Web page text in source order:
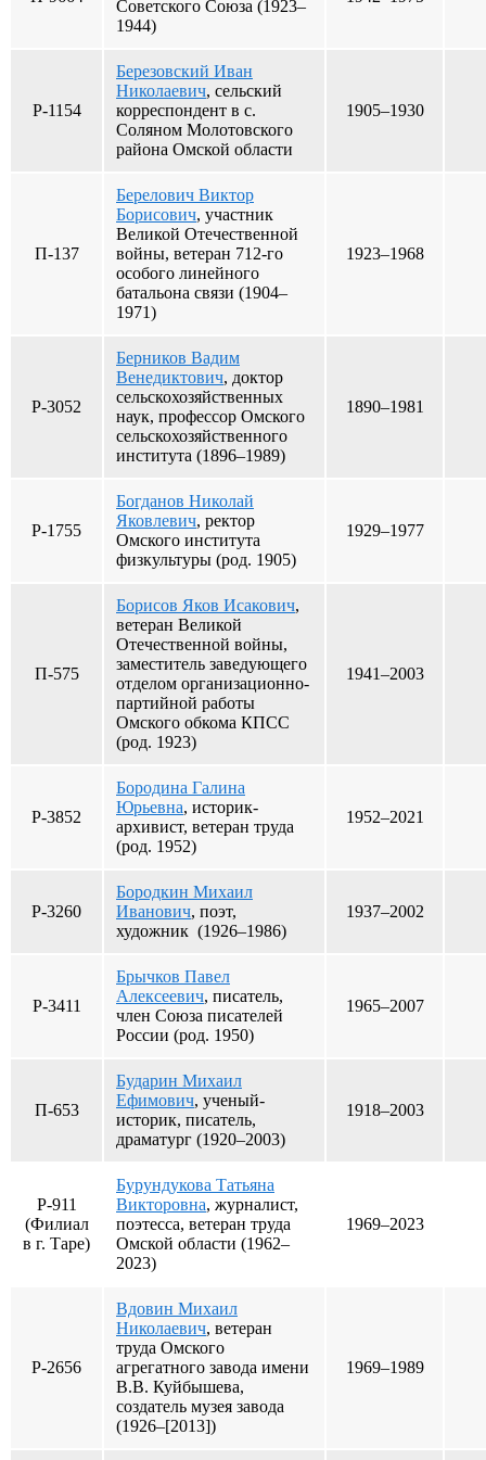
Советского Союза (1923–
1944)
Р-1154
Березовский Иван
Николаевич, сельский
корреспондент в с.
Соляном Молотовского
района Омской области
1905–1930
П-137
Берелович Виктор
Борисович, участник
Великой Отечественной
войны, ветеран 712-го
особого линейного
батальона связи (1904–
1971)
1923–1968
Р-3052
Берников Вадим
Венедиктович, доктор
сельскохозяйственных
наук, профессор Омского
сельскохозяйственного
института (1896–1989)
1890–1981
Р-1755
Богданов Николай
Яковлевич, ректор
Омского института
физкультуры (род. 1905)
1929–1977
П-575
Борисов Яков Исакович,
ветеран Великой
Отечественной войны,
заместитель заведующего
отделом организационно-
партийной работы
Омского обкома КПСС
(род. 1923)
1941–2003
Р-3852
Бородина Галина
Юрьевна, историк-
архивист, ветеран труда
(род. 1952)
1952–2021
Р-3260
Бородкин Михаил
Иванович, поэт,
художник (1926–1986)
1937–2002
Р-3411
Брычков Павел
Алексеевич, писатель,
член Союза писателей
России (род. 1950)
1965–2007
П-653
Бударин Михаил
Ефимович, ученый-
историк, писатель,
драматург (1920–2003)
1918–2003
Р-911
(Филиал
в г. Таре)
Бурундукова Татьяна
Викторовна, журналист,
поэтесса, ветеран труда
Омской области (1962–
2023)
1969–2023
Р-2656
Вдовин Михаил
Николаевич, ветеран
труда Омского
агрегатного завода имени
В.В. Куйбышева,
создатель музея завода
(1926–[2013])
1969–1989